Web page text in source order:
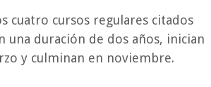
cuatro cursos regulares citados
una duración de dos años, inician
y culminan en noviembre.